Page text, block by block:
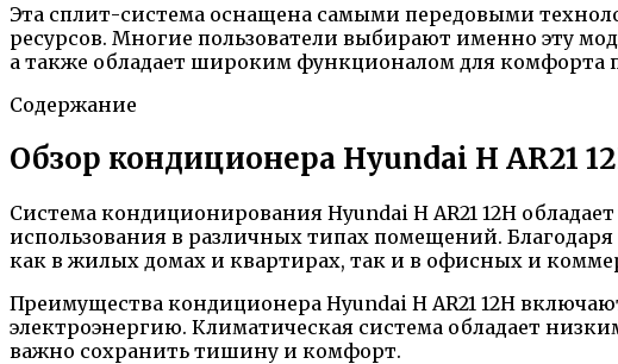
Эта сплит-система оснащена самыми передовыми
ресурсов. Многие пользователи выбирают именно эту
а также обладает широким функционалом для комфорта
Содержание
Обзор кондиционера Hyundai H AR21
Система кондиционирования Hyundai H AR21 12H
использования в различных типах помещений.
как в жилых домах и квартирах, так и в офисных и
Преимущества кондиционера Hyundai H AR21 12H
электроэнергию. Климатическая система обладает
важно сохранить тишину и комфорт.